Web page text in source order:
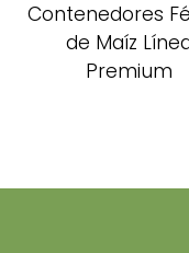
Contenedores
de Maíz
Premium